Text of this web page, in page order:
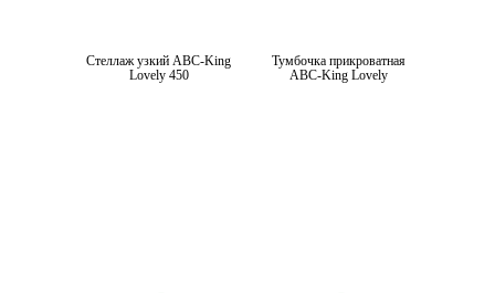
Стеллаж узкий ABC-King
Lovely 450
Тумбочка прикроватная
ABC-King Lovely